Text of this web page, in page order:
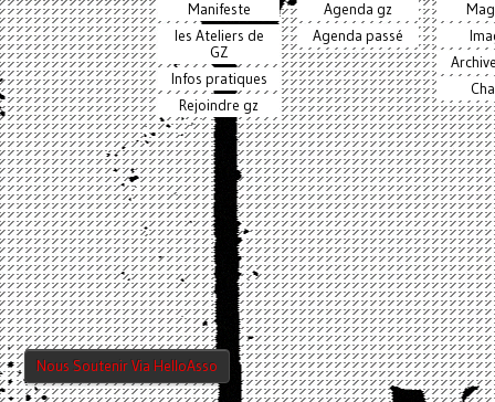
Manifeste
les Ateliers de
GZ
Infos pratiques
Rejoindre gz
Agenda gz
Agenda passé
Nous Soutenir Via HelloAsso